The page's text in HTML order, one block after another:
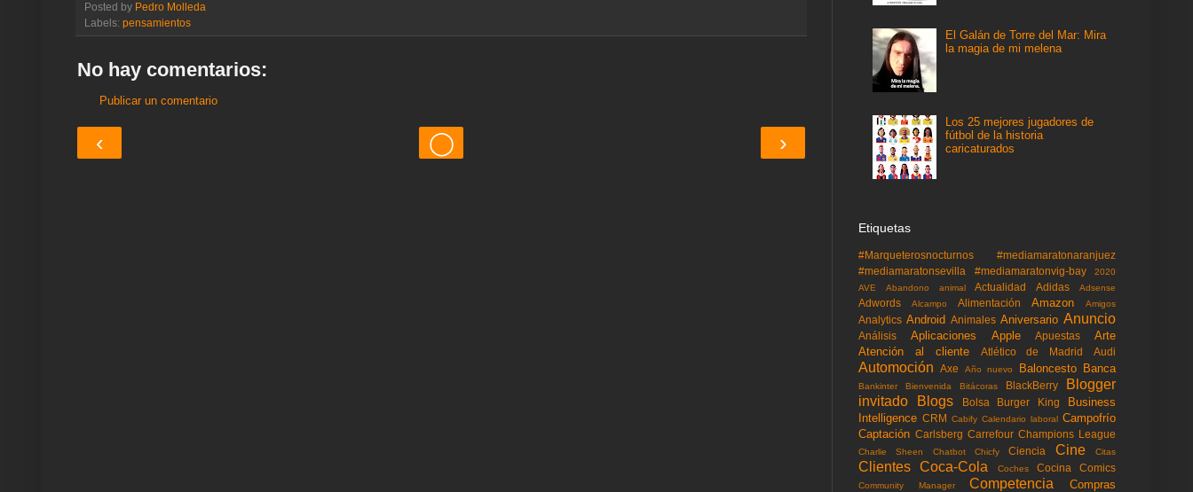
a
m
e
b
o
o
t
e
r
s
p
a
e
I
Posted by Pedro Molleda
Labels: pensamientos
No hay comentarios:
Publicar un comentario
‹ ›
◯
El Galán de Torre del Mar: Mira
la magia de mi melena
Los 25 mejores jugadores de
fútbol de la historia
caricaturados
Etiquetas
#Marqueterosnocturnos
#mediamaratonaranjuez
#mediamaratonsevilla
#mediamaratonvig-bay
2020
AVE
Abandono animal Actualidad Adidas Adsense
Adwords Alcampo Alimentación Amazon Amigos
Analytics Android Animales Aniversario Anuncio
Análisis Aplicaciones Apple Apuestas
Arte
Atención al cliente
Atlético de Madrid Audi
Automoción Axe Año nuevo Baloncesto Banca
Bankinter Bienvenida Bitácoras BlackBerry
Blogger
invitado
Blogs Bolsa Burger King
Business
Intelligence CRM Cabify Calendario laboral Campofrío
Captación Carlsberg Carrefour Champions League
Charlie Sheen Chatbot Chicfy Ciencia Cine Citas
Clientes Coca-Cola Coches Cocina Comics
Community Manager Competencia Compras